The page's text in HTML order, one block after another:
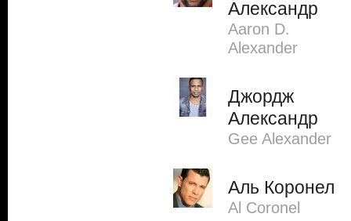
Александр
Aaron D.
Alexander
Джордж
Александр
Gee Alexander
Аль Коронел
Al Coronel